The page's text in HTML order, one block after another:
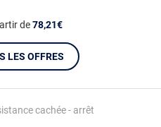
cachée - arrêt
de78,21€
LES OFFRES